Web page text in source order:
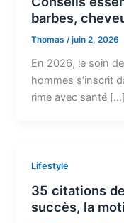
barbes,
Thomas /juin 2, 2026
En 2026, le soin
hommes s’inscrit
rime avec santé […]
Lifestyle
35 citations
succès, la